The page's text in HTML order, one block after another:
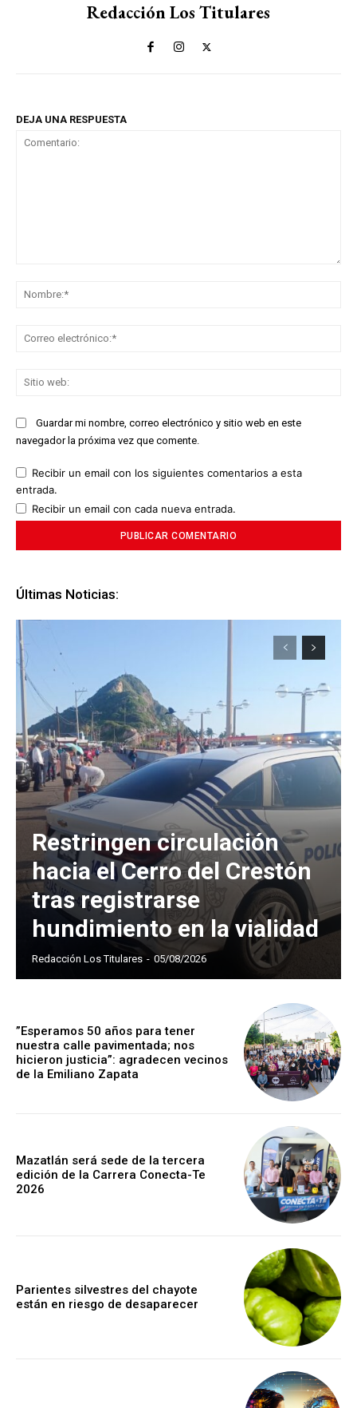
Redacción Los Titulares
DEJA UNA RESPUESTA
Guardar mi nombre, correo electrónico y sitio web en este
navegador la próxima vez que comente.
Recibir un email con los siguientes comentarios a esta
entrada.
Recibir un email con cada nueva entrada.
Últimas Noticias:
Restringen circulación
hacia el Cerro del Crestón
tras registrarse
hundimiento en la vialidad
Redacción Los Titulares - 05/08/2026
”Esperamos 50 años para tener
nuestra calle pavimentada; nos
hicieron justicia”: agradecen vecinos
de la Emiliano Zapata
Mazatlán será sede de la tercera
edición de la Carrera Conecta-Te
2026
Parientes silvestres del chayote
están en riesgo de desaparecer